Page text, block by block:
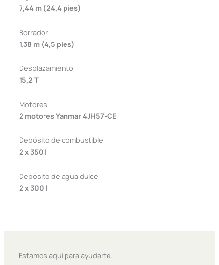
Estamos aquí para ayudarte.
7,44 m (24,4 pies)
Borrador
1,38 m (4,5 pies)
Desplazamiento
15,2 T
Motores
2 motores Yanmar 4JH57-CE
Depósito de combustible
2 x 350 l
Depósito de agua dulce
2 x 300 l